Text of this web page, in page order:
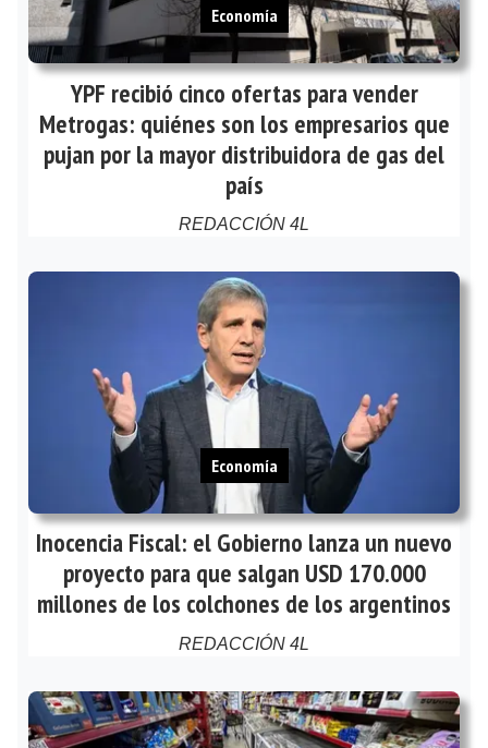
YPF recibió cinco ofertas para vender
Metrogas: quiénes son los empresarios que
pujan por la mayor distribuidora de gas del
país
REDACCIÓN 4L
Economía
Inocencia Fiscal: el Gobierno lanza un nuevo
proyecto para que salgan USD 170.000
millones de los colchones de los argentinos
REDACCIÓN 4L
Economía